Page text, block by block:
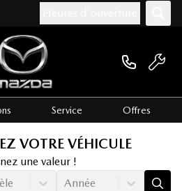
Service Offres
VOTRE VÉHICULE
une valeur !
Année